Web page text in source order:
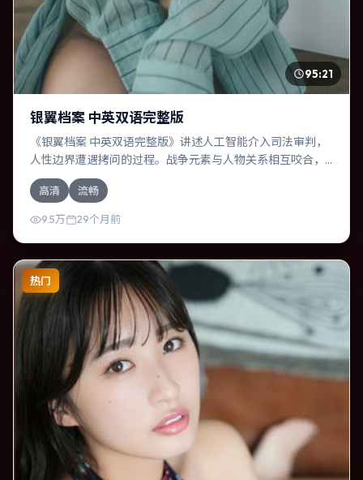
95:21
银翼档案 中英双语完整版
《银翼档案 中英双语完整版》讲述人工智能介入司法审判，
人性边界遭遇拷问的过程。战争元素与人物关系相互咬合，
黄政民、马东锡的对手戏尤为出彩。导演许鞍华善于在长镜
头中积蓄张力，本片亦在日本实地取景，增强真实质感。
高清 流畅
9.5万 29个月前
热门